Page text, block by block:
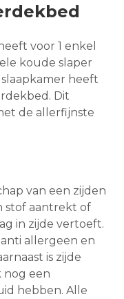
voor 1 enkel
koude slaper
heeft
Dit
de allerfijnste
van een zijden
stof aantrekt of
in zijde vertoeft.
allergeen en
is zijde
nog een
hebben. Alle